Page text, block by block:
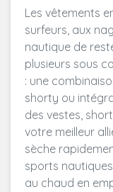
Les vêtements
surfeurs, aux
nautique de
plusieurs sous
: une
shorty ou
des vestes,
votre meilleur
sèche
sports
au chaud en